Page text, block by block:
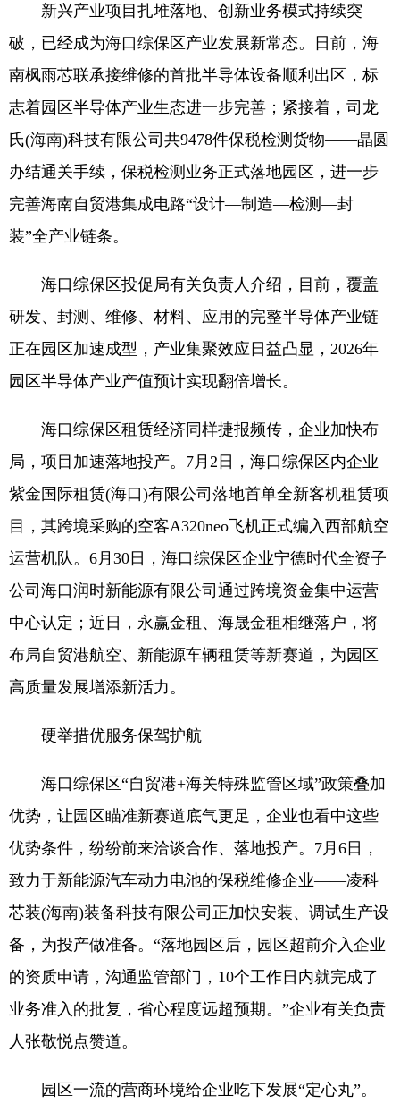
新兴产业项目扎堆落地、创新业务模式持续突
破，已经成为海口综保区产业发展新常态。日前，海
南枫雨芯联承接维修的首批半导体设备顺利出区，标
志着园区半导体产业生态进一步完善；紧接着，司龙
氏(海南)科技有限公司共9478件保税检测货物——晶圆
办结通关手续，保税检测业务正式落地园区，进一步
完善海南自贸港集成电路“设计—制造—检测—封
装”全产业链条。
海口综保区投促局有关负责人介绍，目前，覆盖
研发、封测、维修、材料、应用的完整半导体产业链
正在园区加速成型，产业集聚效应日益凸显，2026年
园区半导体产业产值预计实现翻倍增长。
海口综保区租赁经济同样捷报频传，企业加快布
局，项目加速落地投产。7月2日，海口综保区内企业
紫金国际租赁(海口)有限公司落地首单全新客机租赁项
目，其跨境采购的空客A320neo飞机正式编入西部航空
运营机队。6月30日，海口综保区企业宁德时代全资子
公司海口润时新能源有限公司通过跨境资金集中运营
中心认定；近日，永赢金租、海晟金租相继落户，将
布局自贸港航空、新能源车辆租赁等新赛道，为园区
高质量发展增添新活力。
硬举措优服务保驾护航
海口综保区“自贸港+海关特殊监管区域”政策叠加
优势，让园区瞄准新赛道底气更足，企业也看中这些
优势条件，纷纷前来洽谈合作、落地投产。7月6日，
致力于新能源汽车动力电池的保税维修企业——凌科
芯装(海南)装备科技有限公司正加快安装、调试生产设
备，为投产做准备。“落地园区后，园区超前介入企业
的资质申请，沟通监管部门，10个工作日内就完成了
业务准入的批复，省心程度远超预期。”企业有关负责
人张敬悦点赞道。
园区一流的营商环境给企业吃下发展“定心丸”。